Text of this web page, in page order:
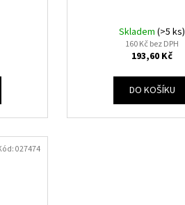
Skladem(>5 ks)
160 Kč bez DPH
193,60 Kč
DO KOŠÍKU
027474